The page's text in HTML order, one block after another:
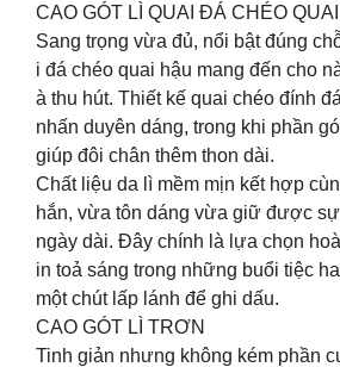
CAO GÓT LÌ QUAI ĐÁ CHÉO
Sang trọng vừa đủ, nổi bật đúng
i đá chéo quai hậu mang đến cho
à thu hút. Thiết kế quai chéo đính
nhấn duyên dáng, trong khi phần
giúp đôi chân thêm thon dài.
Chất liệu da lì mềm mịn kết hợp
hắn, vừa tôn dáng vừa giữ được
ngày dài. Đây chính là lựa chọn
in toả sáng trong những buổi tiệc
một chút lấp lánh để ghi dấu.
CAO GÓT LÌ TRƠN
Tinh giản nhưng không kém phần